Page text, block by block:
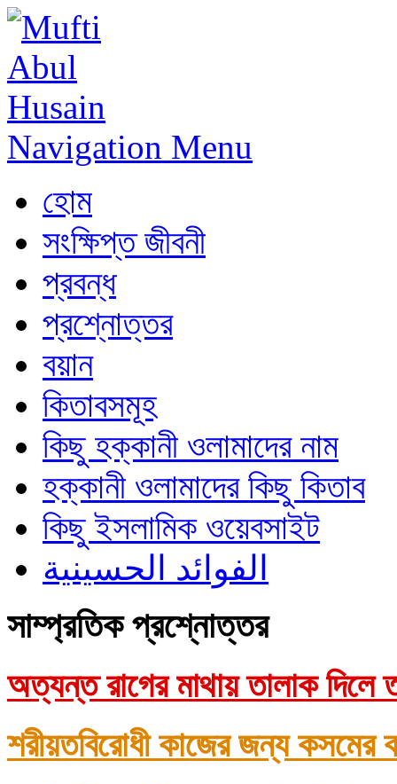
Navigation Menu
হোম
সংক্ষিপ্ত জীবনী
প্রবন্ধ
প্রশ্নোত্তর
বয়ান
কিতাবসমূহ
কিছু হক্কানী ওলামাদের নাম
হক্কানী ওলামাদের কিছু কিতাব
কিছু ইসলামিক ওয়েবসাইট
الفوائد الحسينية
সাম্প্রতিক প্রশ্নোত্তর
অত্যন্ত রাগের মাথায় তালাক দিলে
শরীয়তবিরোধী কাজের জন্য কসমের